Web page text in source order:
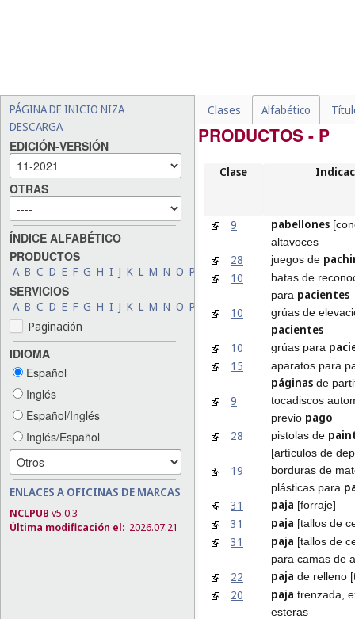
PÁGINA DE INICIO NIZA
DESCARGA
EDICIÓN-VERSIÓN
OTRAS
ÍNDICE ALFABÉTICO
PRODUCTOS
A B C D E F G H I J K L M N O P S T V W Y
SERVICIOS
A B C D E F G H I J K L M N O P S T V W X Y
Paginación
IDIOMA
Español
Inglés
Español/Inglés
Inglés/Español
ENLACES A OFICINAS DE MARCAS
NCLPUB v5.0.3
Última modificación el: 2026.07.21
Clases Alfabético
PRODUCTOS - P
Clase
9 pabellones
altavoces
28 juegos de
10
batas de
para pacientes
10
grúas de
pacientes
10
grúas para
15
aparatos para
páginas de
9
tocadiscos
previo pago
28
pistolas de
[artículos de
19
borduras de
plásticas para
31
paja [forraje]
31 paja [tallos de
31 paja [tallos de
para camas de
22 paja de relleno
20 paja trenzada,
esteras